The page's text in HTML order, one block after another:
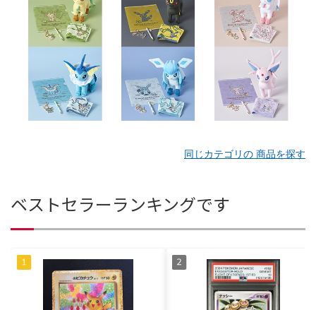
同じカテゴリの 商品を探す
ベストセラーランキングです